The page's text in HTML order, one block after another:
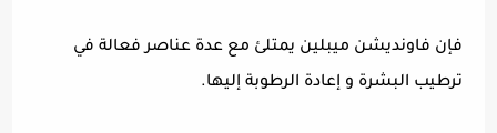
فإن فاونديشن ميبلين يمتلئ مع عدة عناصر فعالة في
ترطيب البشرة و إعادة الرطوبة إليها.